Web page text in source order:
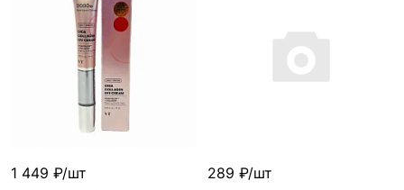
1 449 ₽/шт 289 ₽/шт